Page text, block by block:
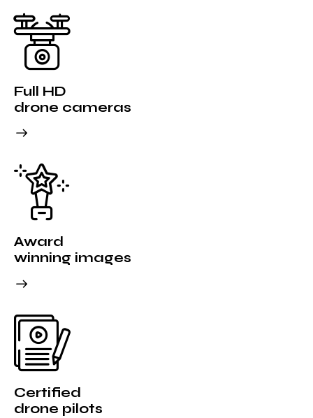
Full HD
drone cameras
Award
winning images
Certified
drone pilots